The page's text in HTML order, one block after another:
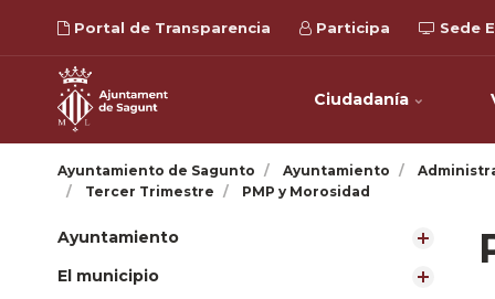
Portal de Transparencia Participa Sede
Ciudadanía
Ayuntamiento de Sagunto Ayuntamiento
Tercer Trimestre
PMP y Morosidad
Ayuntamiento
El municipio